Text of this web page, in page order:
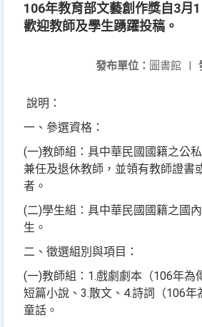
106年教育部文藝創作獎自3月
歡迎教師及學生踴躍投稿。
發布單位： 圖書館 |
說明：
一、參選資格：
(一)教師組：具中華民國國籍之公
兼任及退休教師，並領有教師證書
者。
(二)學生組：具中華民國國籍之國
生。
二、徵選組別與項目：
(一)教師組： 1.戲劇劇本（106年為
短篇小說、 3.散文、 4.詩詞（106年
童話。